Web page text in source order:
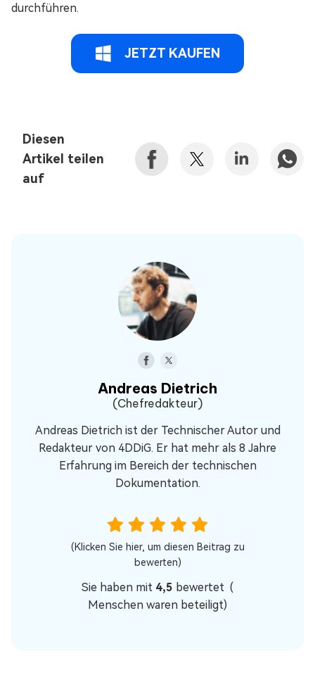
durchführen.
JETZT KAUFEN
Diesen
Artikel teilen
auf
Andreas Dietrich
(Chefredakteur)
Andreas Dietrich ist der Technischer Autor und
Redakteur von 4DDiG. Er hat mehr als 8 Jahre
Erfahrung im Bereich der technischen
Dokumentation.
(Klicken Sie hier, um diesen Beitrag zu
bewerten)
Sie haben mit 4,5 bewertet (
Menschen waren beteiligt)